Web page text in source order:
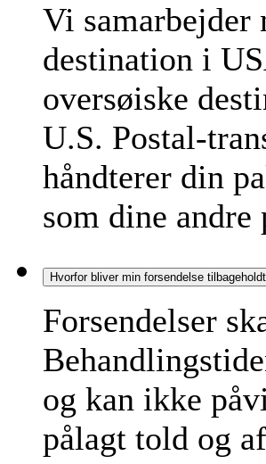
Vi samarbejder
destination i
oversøiske
U.S. Postal-
håndterer din
som dine andre
Hvorfor bliver min forsendelse
Forsendelser
og kan ikke
pålagt told og